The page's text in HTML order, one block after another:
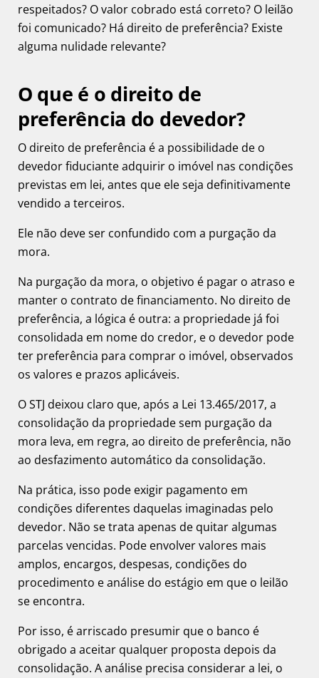
respeitados? O valor cobrado está correto? O leilão
foi comunicado? Há direito de preferência? Existe
alguma nulidade relevante?
O que é o direito de
preferência do devedor?
O direito de preferência é a possibilidade de o
devedor fiduciante adquirir o imóvel nas condições
previstas em lei, antes que ele seja definitivamente
vendido a terceiros.
Ele não deve ser confundido com a purgação da
mora.
Na purgação da mora, o objetivo é pagar o atraso e
manter o contrato de financiamento. No direito de
preferência, a lógica é outra: a propriedade já foi
consolidada em nome do credor, e o devedor pode
ter preferência para comprar o imóvel, observados
os valores e prazos aplicáveis.
O STJ deixou claro que, após a Lei 13.465/2017, a
consolidação da propriedade sem purgação da
mora leva, em regra, ao direito de preferência, não
ao desfazimento automático da consolidação.
Na prática, isso pode exigir pagamento em
condições diferentes daquelas imaginadas pelo
devedor. Não se trata apenas de quitar algumas
parcelas vencidas. Pode envolver valores mais
amplos, encargos, despesas, condições do
procedimento e análise do estágio em que o leilão
se encontra.
Por isso, é arriscado presumir que o banco é
obrigado a aceitar qualquer proposta depois da
consolidação. A análise precisa considerar a lei, o